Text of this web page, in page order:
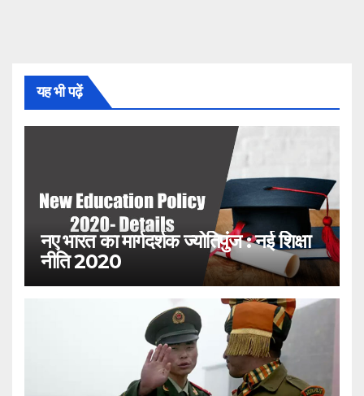
यह भी पढ़ें
नए भारत का मार्गदर्शक ज्योतिपुंज : नई शिक्षा
नीति 2020